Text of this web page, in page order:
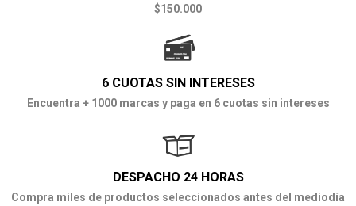
$150.000
6 CUOTAS SIN INTERESES
Encuentra + 1000 marcas y paga en 6 cuotas sin intereses
DESPACHO 24 HORAS
Compra miles de productos seleccionados antes del mediodía